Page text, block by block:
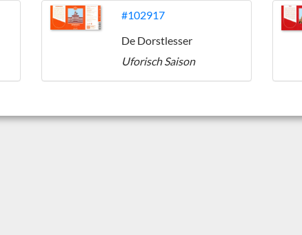
#102917
De Dorstlesser
Uforisch Saison